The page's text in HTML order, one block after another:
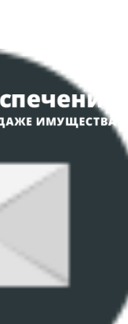
торгов
COOKIE-
по оказанию
авторским